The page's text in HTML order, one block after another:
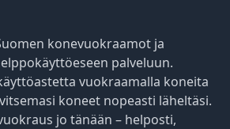
konevuokraamot ja
palveluun.
vuokraamalla koneita
koneet nopeasti läheltäsi.
jo tänään – helposti,